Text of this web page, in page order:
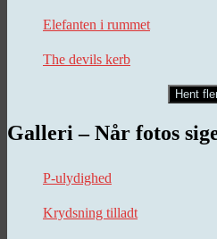
Elefanten i rummet
The devils kerb
Hent
Galleri – Når fotos
P-ulydighed
Krydsning tilladt